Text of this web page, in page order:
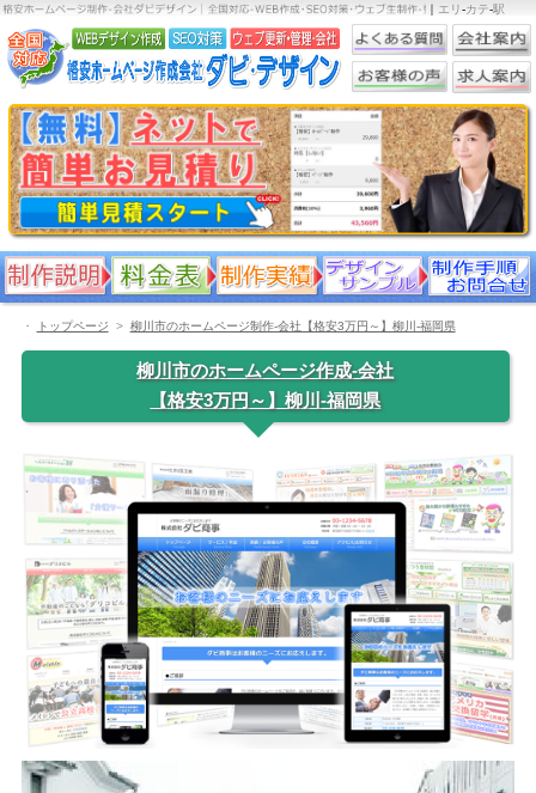
｜ エリ-カテ-駅
・ トップページ 柳川市のホームページ制作-会社【格安3万円～】柳川-福岡県
柳川市のホームページ作成-会社
【格安3万円～】柳川-福岡県